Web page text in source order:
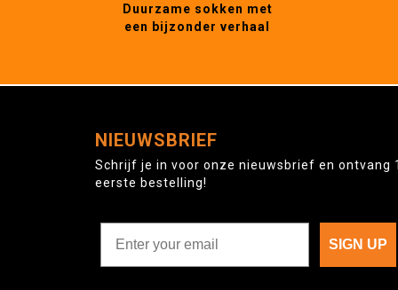
Duurzame sokken met
een bijzonder verhaal
NIEUWSBRIEF
Schrijf je in voor onze nieuwsbrief en ontvang
eerste bestelling!
SIGN UP